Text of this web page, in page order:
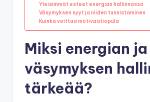
Yleisimmät esteet energian hallinnassa
Väsymyksen syyt ja niiden tunnistaminen
Kuinka voittaa motivaatiopula
Miksi energian ja
väsymyksen
tärkeää?